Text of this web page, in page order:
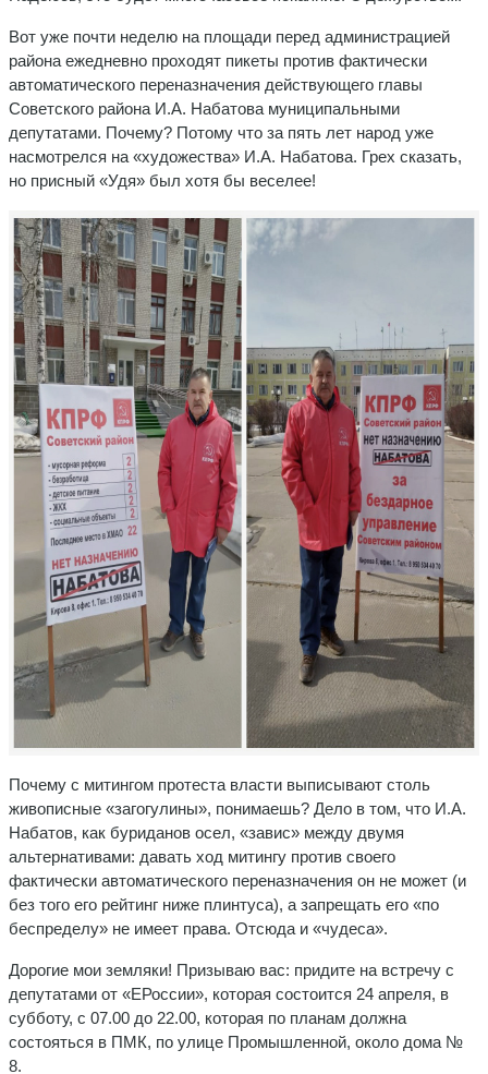
Вот уже почти неделю на площади перед администрацией
района ежедневно проходят пикеты против фактически
автоматического переназначения действующего главы
Советского района И.А. Набатова муниципальными
депутатами. Почему? Потому что за пять лет народ уже
насмотрелся на «художества» И.А. Набатова. Грех сказать,
но присный «Удя» был хотя бы веселее!
Почему с митингом протеста власти выписывают столь
живописные «загогулины», понимаешь? Дело в том, что И.А.
Набатов, как буриданов осел, «завис» между двумя
альтернативами: давать ход митингу против своего
фактически автоматического переназначения он не может (и
без того его рейтинг ниже плинтуса), а запрещать его «по
беспределу» не имеет права. Отсюда и «чудеса».
Дорогие мои земляки! Призываю вас: придите на встречу с
депутатами от «ЕРоссии», которая состоится 24 апреля, в
субботу, с 07.00 до 22.00, которая по планам должна
состояться в ПМК, по улице Промышленной, около дома №
8.